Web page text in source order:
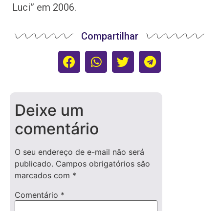
Luci” em 2006.
Compartilhar
Deixe um
comentário
O seu endereço de e-mail não será
publicado. Campos obrigatórios são
marcados com *
Comentário *